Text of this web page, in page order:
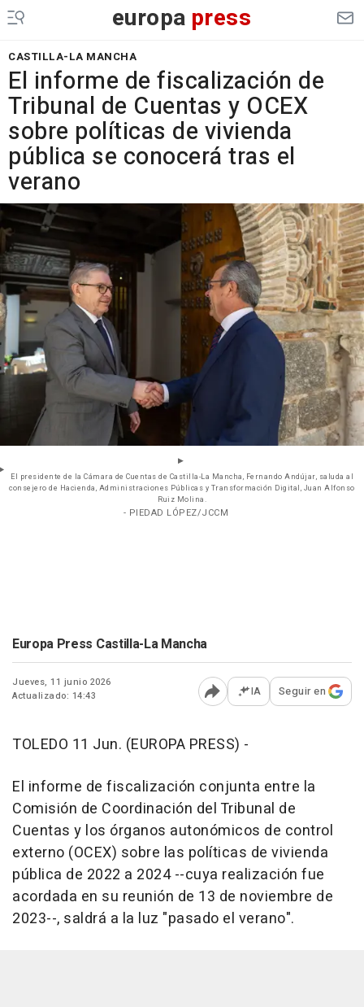
europa press
CASTILLA-LA MANCHA
El informe de fiscalización de
Tribunal de Cuentas y OCEX
sobre políticas de vivienda
pública se conocerá tras el
verano
El presidente de la Cámara de Cuentas de Castilla-La Mancha, Fernando Andújar, saluda al
consejero de Hacienda, Administraciones Públicas y Transformación Digital, Juan Alfonso
Ruiz Molina.
- PIEDAD LÓPEZ/JCCM
Europa Press Castilla-La Mancha
Jueves, 11 junio 2026
Actualizado: 14:43
Abrir opciones para
IA Seguir en
TOLEDO 11 Jun. (EUROPA PRESS) -
El informe de fiscalización conjunta entre la
Comisión de Coordinación del Tribunal de
Cuentas y los órganos autonómicos de control
externo (OCEX) sobre las políticas de vivienda
pública de 2022 a 2024 --cuya realización fue
acordada en su reunión de 13 de noviembre de
2023--, saldrá a la luz "pasado el verano".